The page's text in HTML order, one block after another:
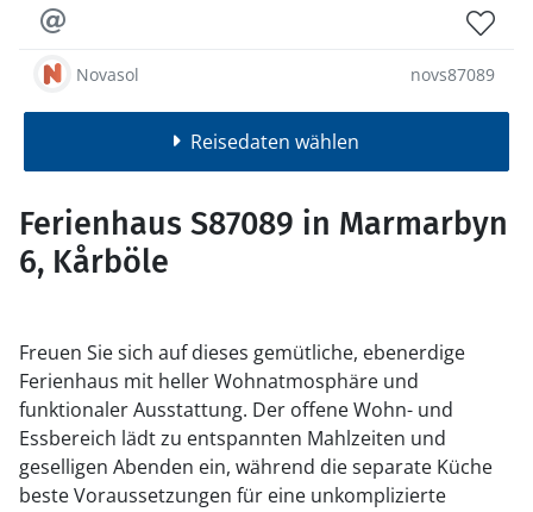
Novasol novs87089
Reisedaten wählen
Ferienhaus S87089 in Marmarbyn
6, Kårböle
Freuen Sie sich auf dieses gemütliche, ebenerdige
Ferienhaus mit heller Wohnatmosphäre und
funktionaler Ausstattung. Der offene Wohn- und
Essbereich lädt zu entspannten Mahlzeiten und
geselligen Abenden ein, während die separate Küche
beste Voraussetzungen für eine unkomplizierte